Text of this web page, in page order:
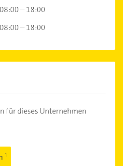
08:00 – 18:00
08:00 – 18:00
für dieses Unternehmen